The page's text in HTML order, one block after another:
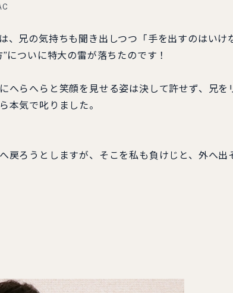
、兄の気持ちも聞き出しつつ「手を出すのはいけ
についに特大の雷が落ちたのです！
へらへらと笑顔を見せる姿は決して許せず、兄を
本気で叱りました。
戻ろうとしますが、そこを私も負けじと、外へ出